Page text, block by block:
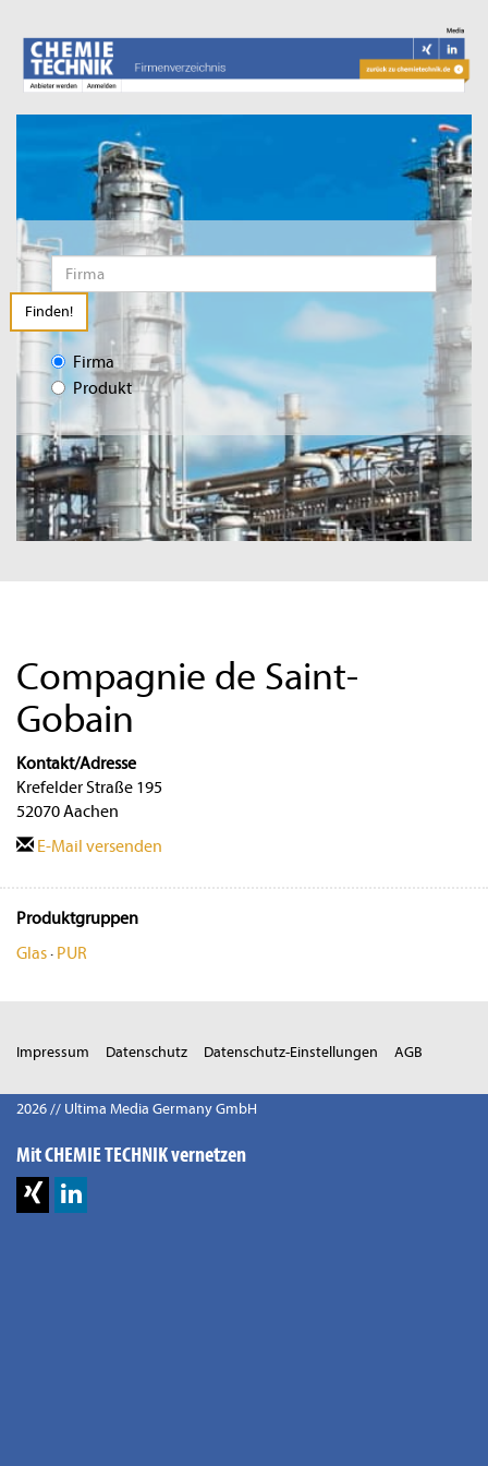
Finden!
Firma
Produkt
Compagnie de Saint-
Gobain
Kontakt/Adresse
Krefelder Straße 195
52070 Aachen
E-Mail versenden
Produktgruppen
Glas· PUR
Impressum Datenschutz Datenschutz-Einstellungen AGB
2026 // Ultima Media Germany GmbH
Mit CHEMIE TECHNIK vernetzen